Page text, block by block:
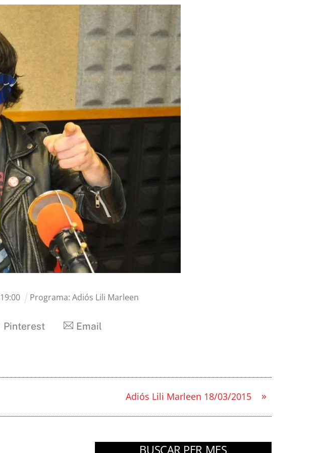
19:00 Programa:Adiós Lili Marleen
Pinterest Email
»
Adiós Lili Marleen 18/03/2015